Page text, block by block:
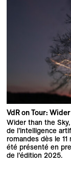
VdR on Tour:
Wider than the
de l’intelligence
romandes dès le
été présenté en
de l’édition 2025.